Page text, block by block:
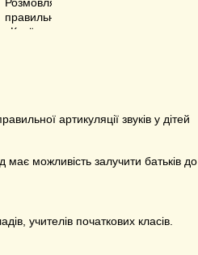
артикуляції звуків у дітей
можливість залучити батьків до
учителів початкових класів.